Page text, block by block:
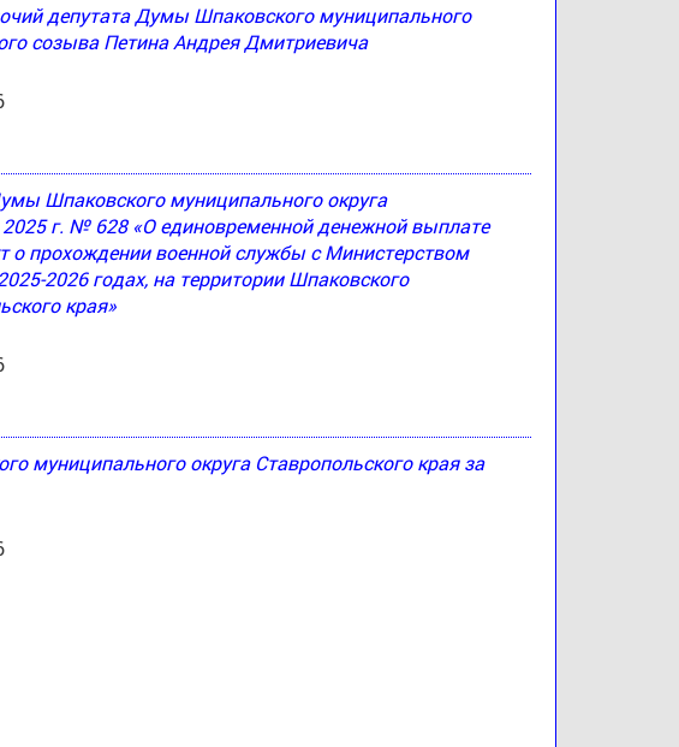
депутата Думы Шпаковского муниципального
созыва Петина Андрея Дмитриевича
Шпаковского муниципального округа
2025 г. № 628 «О единовременной денежной выплате
прохождении военной службы с Министерством
2026 годах, на территории Шпаковского
края»
муниципального округа Ставропольского края за